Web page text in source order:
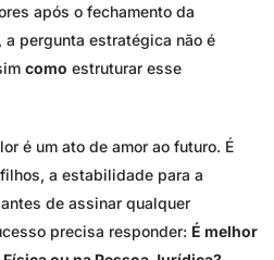
após o fechamento da
pergunta estratégica não é
como estruturar esse
é um ato de amor ao futuro. É
a estabilidade para a
de assinar qualquer
precisa responder: É melhor